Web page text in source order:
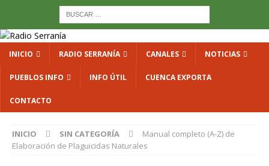
INICIO RADIO SERRANÍA CANALES NOTICIAS
PUEBLOS INFO INFO ÚTIL CUENCA EXPORTA
CONTACTO
INICIO SIN CATEGORÍA
Manual completo (A-Z) de
Elaboración de Plaguicidas Naturales